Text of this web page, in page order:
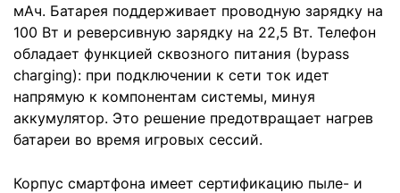
мАч. Батарея поддерживает проводную зарядку на
100 Вт и реверсивную зарядку на 22,5 Вт. Телефон
обладает функцией сквозного питания (bypass
charging): при подключении к сети ток идет
напрямую к компонентам системы, минуя
аккумулятор. Это решение предотвращает нагрев
батареи во время игровых сессий.
Корпус смартфона имеет сертификацию пыле- и